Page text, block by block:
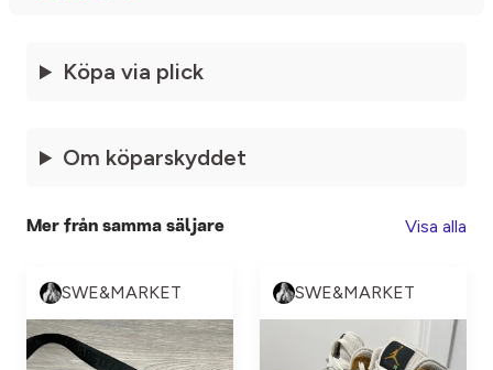
Köpa via plick
Om köparskyddet
Mer från samma säljare Visa alla
SWE&MARKET SWE&MARKET